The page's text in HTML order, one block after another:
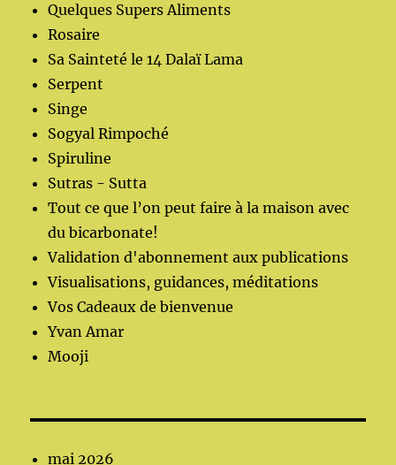
Quelques Supers Aliments
Rosaire
Sa Sainteté le 14 Dalaï Lama
Serpent
Singe
Sogyal Rimpoché
Spiruline
Sutras - Sutta
Tout ce que l’on peut faire à la maison avec
du bicarbonate!
Validation d'abonnement aux publications
Visualisations, guidances, méditations
Vos Cadeaux de bienvenue
Yvan Amar
Mooji
mai 2026